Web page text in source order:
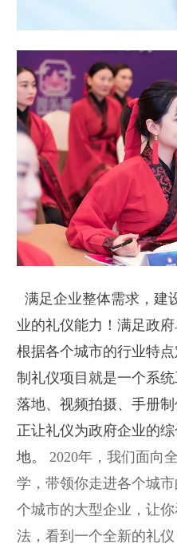
满足企业整体需求，建
业的礼仪能力！满足政
根据各个城市的行业特
制礼仪项目就是一个系
落地、视频拍摄、手册
正让礼仪为政府企业的
地。
2020年，我们面向
学，带领你走进各个城
个城市的大型企业，让
法，看到一个全新的礼